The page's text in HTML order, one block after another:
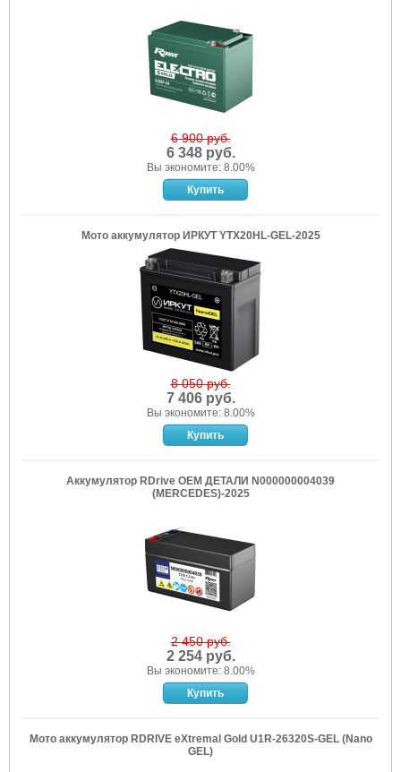
6 900 руб.
6 348 руб.
Вы экономите: 8.00%
Мото аккумулятор ИРКУТ YTX20HL-GEL-2025
8 050 руб.
7 406 руб.
Вы экономите: 8.00%
Аккумулятор RDrive OEM ДЕТАЛИ N000000004039
(MERCEDES)-2025
2 450 руб.
2 254 руб.
Вы экономите: 8.00%
Мото аккумулятор RDRIVE eXtremal Gold U1R-26320S-GEL (Nano
GEL)